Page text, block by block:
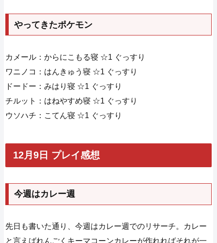
やってきたポケモン
カメール：からにこもる寝 ☆1 ぐっすり
ワニノコ：はんきゅう寝 ☆1 ぐっすり
ドードー：みはり寝 ☆1 ぐっすり
チルット：はねやすめ寝 ☆1 ぐっすり
ウソハチ：こてん寝 ☆1 ぐっすり
12月9日 プレイ感想
今週はカレー週
先日も書いた通り、今週はカレー週でのリサーチ。カレー
と言えばれんごくキーマコーンカレーが作れればそれが一